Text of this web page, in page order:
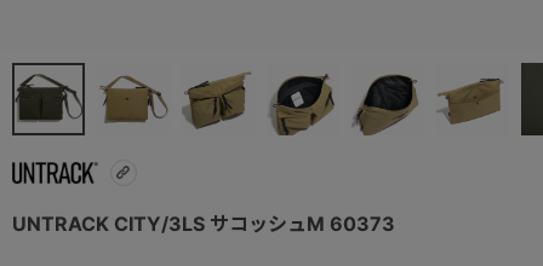
UNTRACK CITY/3LS サコッシュM 60373